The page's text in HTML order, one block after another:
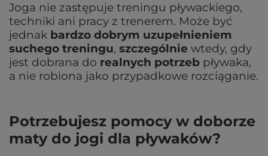
Joga nie zastępuje treningu pływackiego,
techniki ani pracy z trenerem. Może być
jednak bardzo dobrym uzupełnieniem
suchego treningu, szczególnie wtedy, gdy
jest dobrana do realnych potrzeb pływaka,
a nie robiona jako przypadkowe rozciąganie.
Potrzebujesz pomocy w doborze
maty do jogi dla pływaków?